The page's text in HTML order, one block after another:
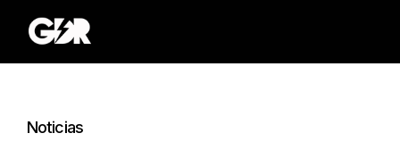
Noticias